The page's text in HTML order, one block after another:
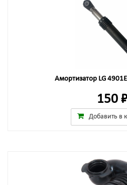
Амортизатор LG
150
Добавить в